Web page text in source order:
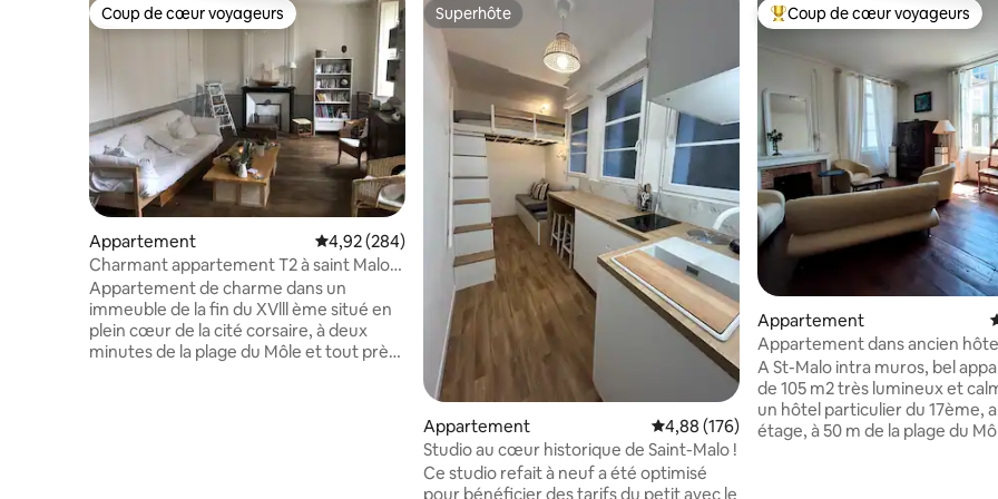
Coup de cœur voyageurs
Coup de cœur voyageurs
Appartement Évaluation moyenne sur la base de 284 commentaires : 4,92 sur 5
4,92 (284)
Charmant appartement T2 à saint Malo
intra-muros
Appartement de charme dans un
immeuble de la fin du XVlll ème situé en
plein cœur de la cité corsaire, à deux
minutes de la plage du Môle et tout près
Superhôte
Superhôte
Appartement Évaluation moyenne sur la base de 176
4,88 (176)
Studio au cœur historique de Saint-Malo !
Ce studio refait à neuf a été optimisé
pour bénéficier des tarifs du petit avec le
Coups de cœur voyageurs les
Coup de cœur voyageurs
Appartement
Appartement dans ancien
particulier XVIIe
A St-Malo intra muros, bel
de 105 m2 très lumineux et
un hôtel particulier du 17ème,
étage, à 50 m de la plage du